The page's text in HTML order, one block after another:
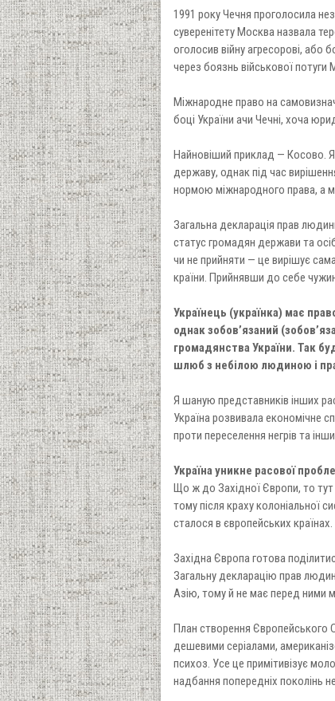
1991 року Чечня проголосила
суверенітету Москва назвала
оголосив війну агресорові, або
через боязнь військової потуги
Міжнародне право на
боці України ачи Чечні, хоча
Найновіший приклад — Косово.
державу, однак під час
нормою міжнародного права, а
Загальна декларація прав
статус громадян держави та
чи не прийняти — це вирішує
країни. Прийнявши до себе
Українець (українка) має
однак зобов’язаний
громадянства України. Так
шлюб з небілою людиною і
Я шаную представників інших
Україна розвивала економічне
проти переселення негрів та
Україна уникне расової
Що ж до Західної Європи, то тут
тому після краху колоніальної
сталося в європейських країнах.
Західна Європа готова
Загальну декларацію прав
Азію, тому й не має перед ними
План створення Європейського
дешевими серіалами,
психоз. Усе це примітивізує
надбання попередніх поколінь